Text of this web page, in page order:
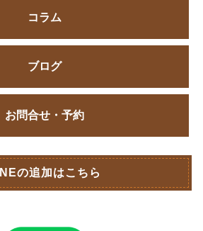
コラム
ブログ
お問合せ・予約
の追加はこちら